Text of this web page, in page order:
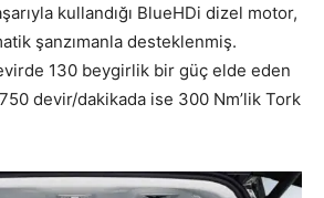
kullandığı BlueHDi dizel motor,
şanzımanla desteklenmiş.
130 beygirlik bir güç elde eden
devir/dakikada ise 300 Nm’lik Tork